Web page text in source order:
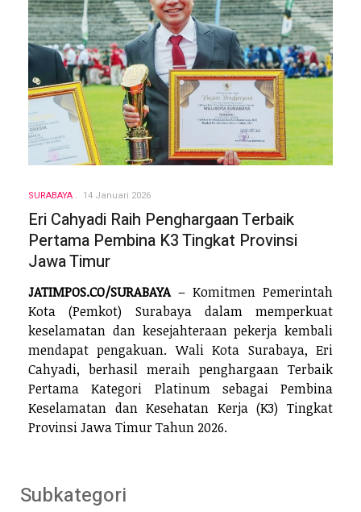
SURABAYA 14 Januari 2026
Eri Cahyadi Raih Penghargaan Terbaik
Pertama Pembina K3 Tingkat Provinsi
Jawa Timur
JATIMPOS.CO/SURABAYA – Komitmen Pemerintah
Kota (Pemkot) Surabaya dalam memperkuat
keselamatan dan kesejahteraan pekerja kembali
mendapat pengakuan. Wali Kota Surabaya, Eri
Cahyadi, berhasil meraih penghargaan Terbaik
Pertama Kategori Platinum sebagai Pembina
Keselamatan dan Kesehatan Kerja (K3) Tingkat
Provinsi Jawa Timur Tahun 2026.
Subkategori